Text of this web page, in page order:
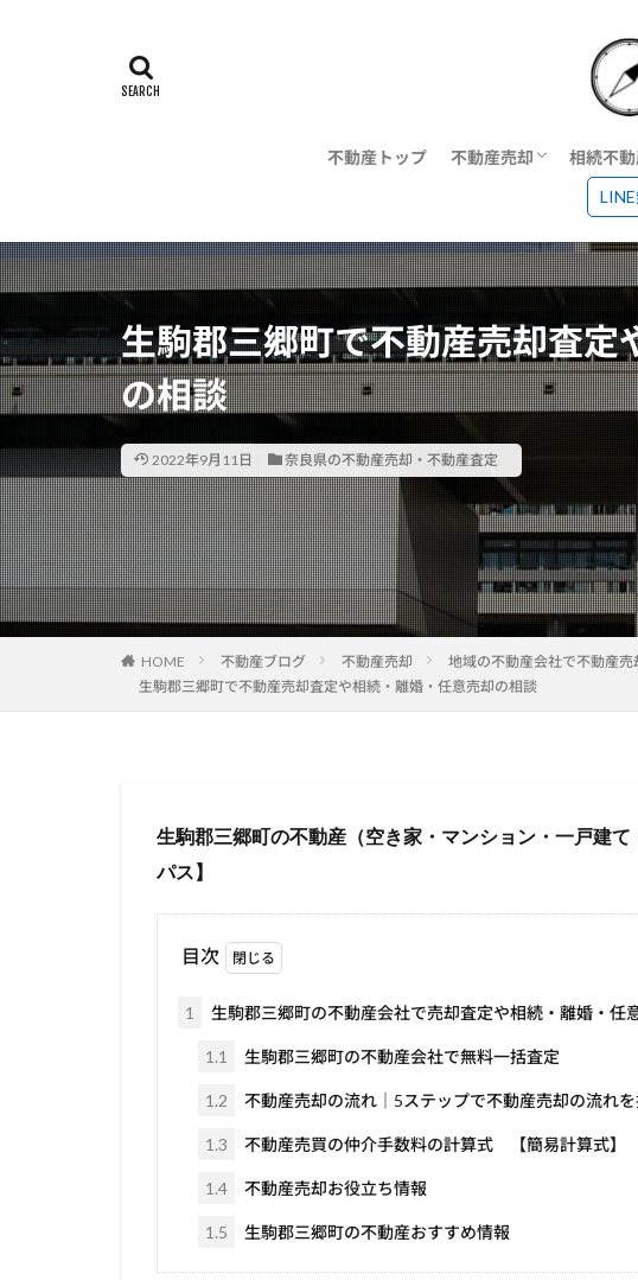
不動産トップ 不動産売却
地域の不動産会社で不
の無料相談
相続不
相続
空き
生駒郡三郷町で不動産売却査
の相談
2022年9月11日 奈良県の不動産売却・不動産査定
HOME 不動産ブログ 不動産売却 地域の不動産会社で不動産
生駒郡三郷町で不動産売却査定や相続・離婚・任意売却の相談
生駒郡三郷町の不動産（空き家・マンション・一戸建
パス】
目次
1 生駒郡三郷町の不動産会社で売却査定や相続・離婚・任
1.1 生駒郡三郷町の不動産会社で無料一括査定
1.2 不動産売却の流れ｜5ステップで不動産売却の流れ
1.3 不動産売買の仲介手数料の計算式 【簡易計算式】
1.4 不動産売却お役立ち情報
1.5 生駒郡三郷町の不動産おすすめ情報